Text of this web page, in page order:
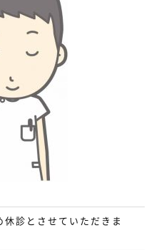
診とさせていただきま